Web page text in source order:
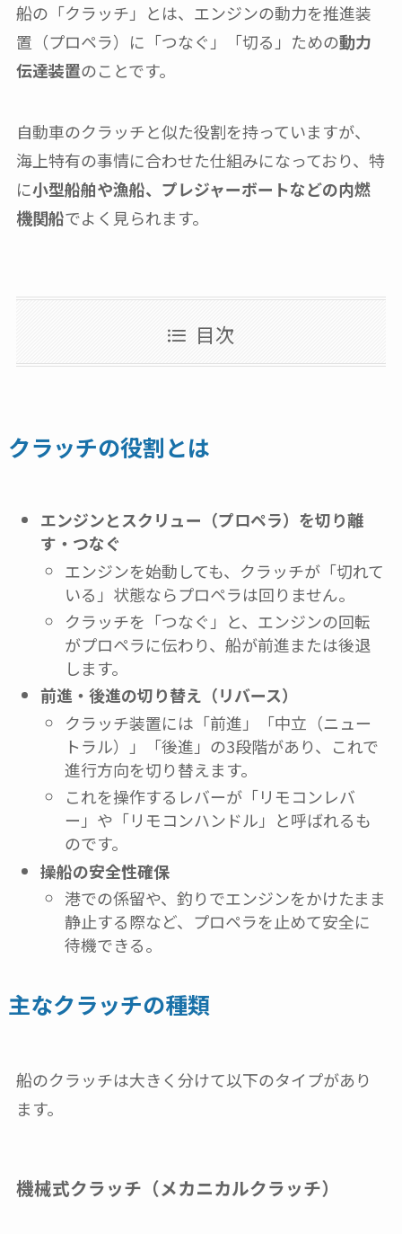
船の「クラッチ」とは、エンジンの動力を推進装
置（プロペラ）に「つなぐ」「切る」ための動力
伝達装置のことです。
自動車のクラッチと似た役割を持っていますが、
海上特有の事情に合わせた仕組みになっており、特
に小型船舶や漁船、プレジャーボートなどの内燃
機関船でよく見られます。
目次
クラッチの役割とは
エンジンとスクリュー（プロペラ）を切り離
す・つなぐ
エンジンを始動しても、クラッチが「切れて
いる」状態ならプロペラは回りません。
クラッチを「つなぐ」と、エンジンの回転
がプロペラに伝わり、船が前進または後退
します。
前進・後進の切り替え（リバース）
クラッチ装置には「前進」「中立（ニュー
トラル）」「後進」の3段階があり、これで
進行方向を切り替えます。
これを操作するレバーが「リモコンレバ
ー」や「リモコンハンドル」と呼ばれるも
のです。
操船の安全性確保
港での係留や、釣りでエンジンをかけたまま
静止する際など、プロペラを止めて安全に
待機できる。
主なクラッチの種類
船のクラッチは大きく分けて以下のタイプがあり
ます。
機械式クラッチ（メカニカルクラッチ）